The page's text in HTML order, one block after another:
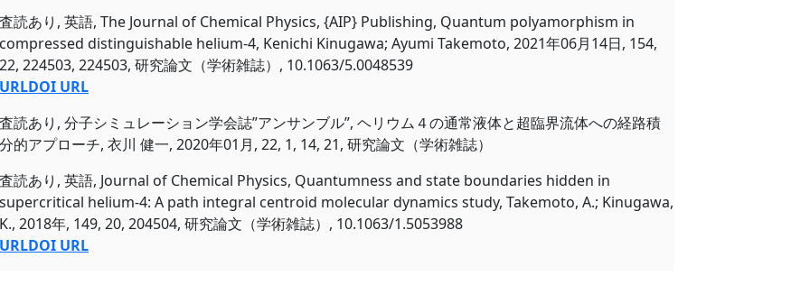
査読あり, 英語, The Journal of Chemical Physics, {AIP} Publishing, Quantum polyamorphism in
compressed distinguishable helium-4, Kenichi Kinugawa; Ayumi Takemoto, 2021年06月14日, 154,
22, 224503, 224503, 研究論文（学術雑誌）, 10.1063/5.0048539
URLDOI URL
査読あり, 分子シミュレーション学会誌”アンサンブル”, ヘリウム４の通常液体と超臨界流体への経路積
分的アプローチ, 衣川 健一, 2020年01月, 22, 1, 14, 21, 研究論文（学術雑誌）
査読あり, 英語, Journal of Chemical Physics, Quantumness and state boundaries hidden in
supercritical helium-4: A path integral centroid molecular dynamics study, Takemoto, A.; Kinugawa,
K., 2018年, 149, 20, 204504, 研究論文（学術雑誌）, 10.1063/1.5053988
URLDOI URL